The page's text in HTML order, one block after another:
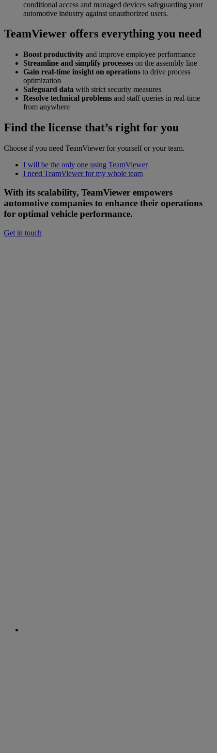
conditional access and managed devices safeguarding your
automotive industry against unauthorized users.
TeamViewer offers everything you need
Boost productivity and improve employee performance
Streamline and simplify processes on the assembly line
Gain real-time insight on operations to drive process
optimization
Safeguard data with strict security measures
Resolve technical problems and staff queries in real-time —
from anywhere
Find the license that’s right for you
Choose if you need TeamViewer for yourself or your team.
I will be the only one using TeamViewer
I need TeamViewer for my whole team
With its scalability, TeamViewer empowers
automotive companies to enhance their operations
for optimal vehicle performance.
Get in touch